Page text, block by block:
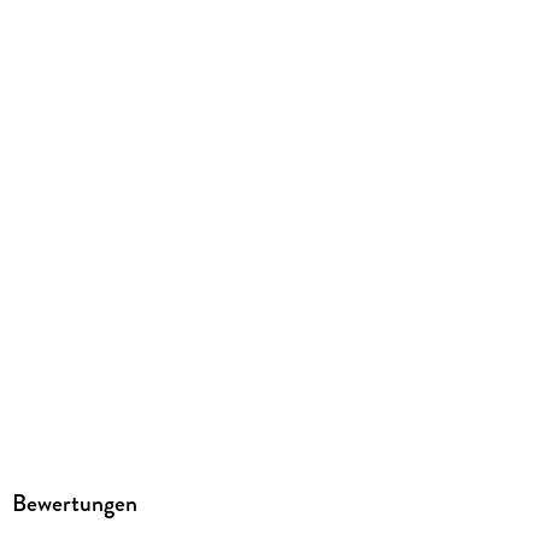
Bewertungen